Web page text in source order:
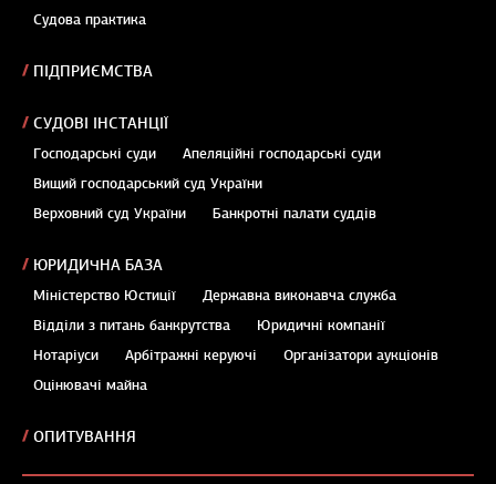
Судова практика
ПІДПРИЄМСТВА
СУДОВІ ІНСТАНЦІЇ
Господарські суди
Апеляційні господарські суди
Вищий господарський суд України
Верховний суд України
Банкротні палати суддів
ЮРИДИЧНА БАЗА
Міністерство Юстиції
Державна виконавча служба
Відділи з питань банкрутства
Юридичні компанії
Нотаріуси
Арбітражні керуючі
Організатори аукціонів
Оцінювачі майна
ОПИТУВАННЯ